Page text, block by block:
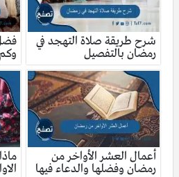
شرح طريقة صلاة التهجد في
رمضان بالتفصيل
أعمال العشر الأواخر من
رمضان وفضلها والدعاء فيها